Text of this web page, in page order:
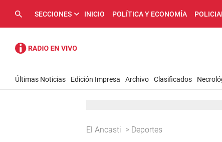
SECCIONES INICIO POLÍTICA Y ECONOMÍA
Últimas Noticias Edición Impresa Archivo Clasificados
El Ancasti > Deportes